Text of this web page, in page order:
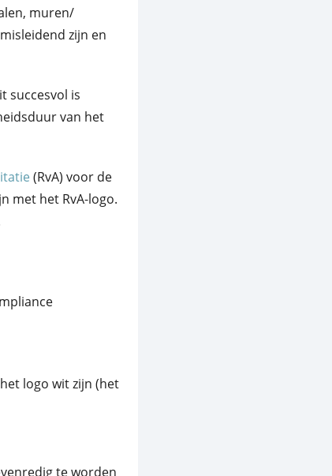
muren/
zijn en
succesvol is
van het
(RvA) voor de
met het RvA-logo.
logo wit zijn (het
te worden